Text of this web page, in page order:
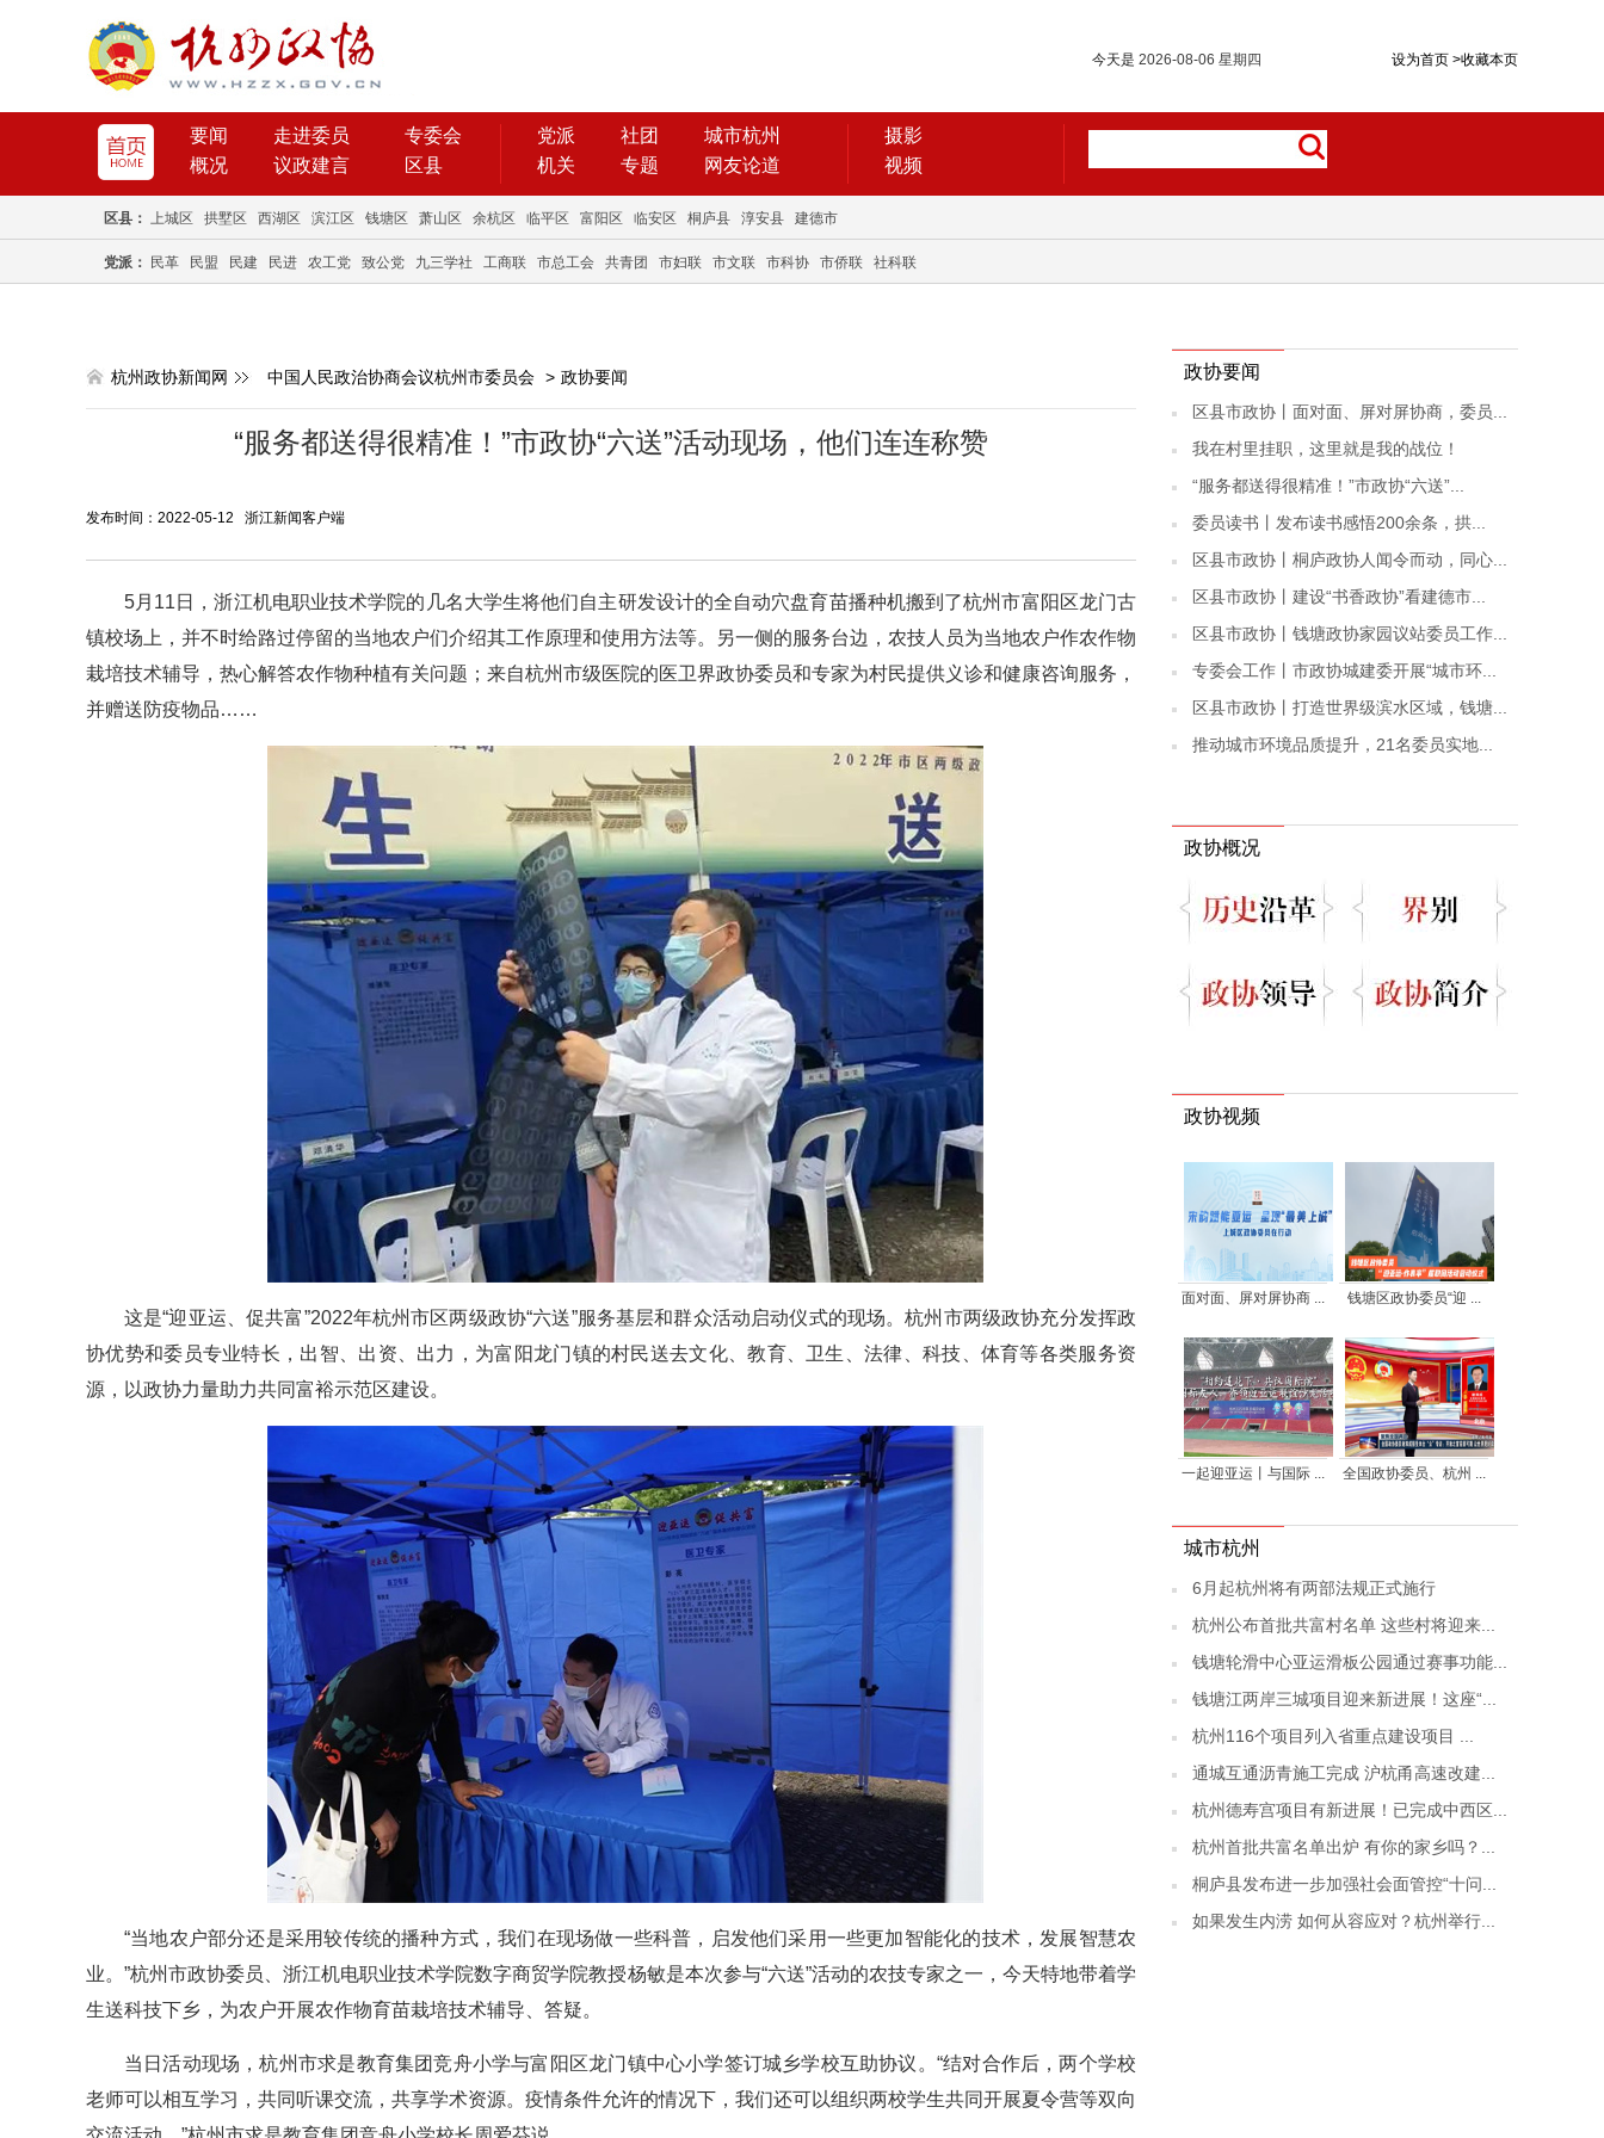
设为首页 >收藏本页
今天是 2026-08-06 星期四
要闻 走进委员
专委会
概况
议政建言 区县
党派 社团
城市杭州
机关
专题 网友论道
摄影
视频
区县： 上城区 拱墅区 西湖区 滨江区 钱塘区 萧山区 余杭区 临平区 富阳区 临安区 桐庐县 淳安县 建德市
党派： 民革 民盟 民建 民进 农工党 致公党 九三学社 工商联 市总工会 共青团 市妇联 市文联 市科协 市侨联 社科联
杭州政协新闻网 中国人民政治协商会议杭州市委员会 > 政协要闻
“服务都送得很精准！”市政协“六送”活动现场，他们连连称赞
发布时间：2022-05-12 浙江新闻客户端
5月11日，浙江机电职业技术学院的几名大学生将他们自主研发设计的全自动穴盘育苗播种机搬到了杭州市富阳区龙门古
镇校场上，并不时给路过停留的当地农户们介绍其工作原理和使用方法等。另一侧的服务台边，农技人员为当地农户作农作物
栽培技术辅导，热心解答农作物种植有关问题；来自杭州市级医院的医卫界政协委员和专家为村民提供义诊和健康咨询服务，
并赠送防疫物品……
这是“迎亚运、促共富”2022年杭州市区两级政协“六送”服务基层和群众活动启动仪式的现场。杭州市两级政协充分发挥政
协优势和委员专业特长，出智、出资、出力，为富阳龙门镇的村民送去文化、教育、卫生、法律、科技、体育等各类服务资
源，以政协力量助力共同富裕示范区建设。
“当地农户部分还是采用较传统的播种方式，我们在现场做一些科普，启发他们采用一些更加智能化的技术，发展智慧农
业。”杭州市政协委员、浙江机电职业技术学院数字商贸学院教授杨敏是本次参与“六送”活动的农技专家之一，今天特地带着学
生送科技下乡，为农户开展农作物育苗栽培技术辅导、答疑。
当日活动现场，杭州市求是教育集团竞舟小学与富阳区龙门镇中心小学签订城乡学校互助协议。“结对合作后，两个学校
老师可以相互学习，共同听课交流，共享学术资源。疫情条件允许的情况下，我们还可以组织两校学生共同开展夏令营等双向
政协要闻
区县市政协丨面对面、屏对屏协商，委员...
我在村里挂职，这里就是我的战位！
“服务都送得很精准！”市政协“六送”...
委员读书丨发布读书感悟200余条，拱...
区县市政协丨桐庐政协人闻令而动，同心...
区县市政协丨建设“书香政协”看建德市...
区县市政协丨钱塘政协家园议站委员工作...
专委会工作丨市政协城建委开展“城市环...
区县市政协丨打造世界级滨水区域，钱塘...
推动城市环境品质提升，21名委员实地...
政协概况
政协视频
面对面、屏对屏协商 ... 钱塘区政协委员“迎 ...
一起迎亚运丨与国际 ... 全国政协委员、杭州 ...
城市杭州
6月起杭州将有两部法规正式施行
杭州公布首批共富村名单 这些村将迎来...
钱塘轮滑中心亚运滑板公园通过赛事功能...
钱塘江两岸三城项目迎来新进展！这座“...
杭州116个项目列入省重点建设项目 ...
通城互通沥青施工完成 沪杭甬高速改建...
杭州德寿宫项目有新进展！已完成中西区...
杭州首批共富名单出炉 有你的家乡吗？...
桐庐县发布进一步加强社会面管控“十问...
如果发生内涝 如何从容应对？杭州举行...